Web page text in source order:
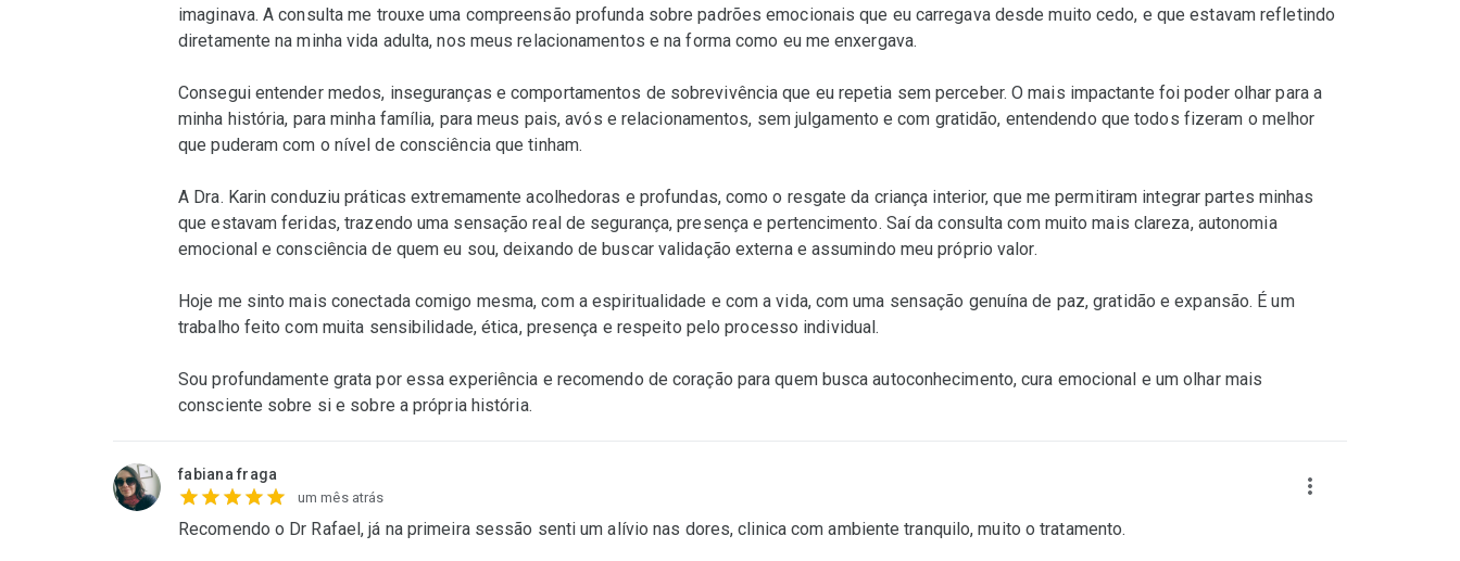
imaginava. A consulta me trouxe uma compreensão profunda sobre padrões emocionais que eu carregava desde muito cedo, e que estavam refletindo
diretamente na minha vida adulta, nos meus relacionamentos e na forma como eu me enxergava.
Consegui entender medos, inseguranças e comportamentos de sobrevivência que eu repetia sem perceber. O mais impactante foi poder olhar para a
minha história, para minha família, para meus pais, avós e relacionamentos, sem julgamento e com gratidão, entendendo que todos fizeram o melhor
que puderam com o nível de consciência que tinham.
A Dra. Karin conduziu práticas extremamente acolhedoras e profundas, como o resgate da criança interior, que me permitiram integrar partes minhas
que estavam feridas, trazendo uma sensação real de segurança, presença e pertencimento. Saí da consulta com muito mais clareza, autonomia
emocional e consciência de quem eu sou, deixando de buscar validação externa e assumindo meu próprio valor.
Hoje me sinto mais conectada comigo mesma, com a espiritualidade e com a vida, com uma sensação genuína de paz, gratidão e expansão. É um
trabalho feito com muita sensibilidade, ética, presença e respeito pelo processo individual.
Sou profundamente grata por essa experiência e recomendo de coração para quem busca autoconhecimento, cura emocional e um olhar mais
consciente sobre si e sobre a própria história.
fabiana fraga
um mês atrás
Recomendo o Dr Rafael, já na primeira sessão senti um alívio nas dores, clinica com ambiente tranquilo, muito o tratamento.